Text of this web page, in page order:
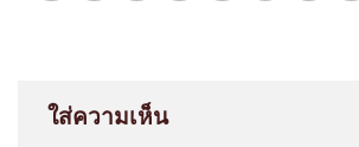
ใส่ความเห็น